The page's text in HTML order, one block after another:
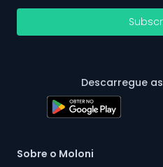
Descarregue
Sobre o Moloni